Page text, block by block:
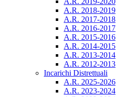
A.R. 2018-2019
A.R. 2017-2018
A.R. 2016-2017
A.R. 2015-2016
A.R. 2014-2015
A.R. 2013-2014
A.R. 2012-2013
Incarichi Distrettuali
A.R. 2025-2026
A.R. 2023-2024